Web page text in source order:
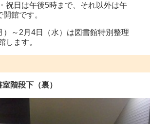
祝日は午後5時まで、それ以外は午
館です。
～2月4日（水）は図書館特別整理
します。
階段下（裏）